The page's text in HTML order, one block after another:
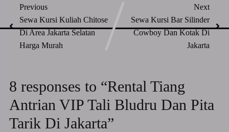
Previous
Sewa Kursi Kuliah Chitose
Di Area Jakarta Selatan
Harga Murah
Next
Sewa Kursi Bar Silinder
Cowboy Dan Kotak Di
Jakarta
8 responses to “Rental Tiang
Antrian VIP Tali Bludru Dan Pita
Tarik Di Jakarta”